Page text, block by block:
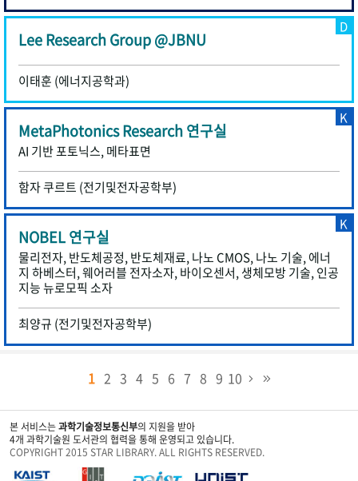
Lee Research Group @JBNU
이태훈 (에너지공학과)
D
MetaPhotonics Research 연구실
AI 기반 포토닉스, 메타표면
함자 쿠르트 (전기및전자공학부)
K
NOBEL 연구실
물리전자, 반도체공정, 반도체재료, 나노 CMOS, 나노 기술, 에너
지 하베스터, 웨어러블 전자소자, 바이오센서, 생체모방 기술, 인공
지능 뉴로모픽 소자
최양규 (전기및전자공학부)
K
1 2 3 4 5 6 7 8 9 10
본 서비스는과학기술정보통신부의 지원을 받아
4개 과학기술원 도서관의 협력을 통해 운영되고 있습니다.
COPYRIGHT 2015 STAR LIBRARY. ALL RIGHTS RESERVED.